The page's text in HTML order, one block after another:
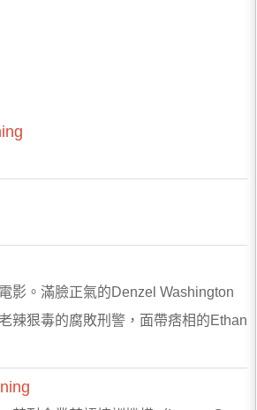
影。滿臉正氣的Denzel Washington
辣狠毒的腐敗刑警，面帶痞相的Ethan